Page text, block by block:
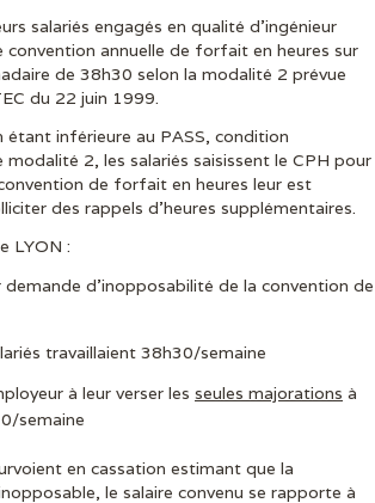
salariés engagés en qualité d’ingénieur
convention annuelle de forfait en heures sur
de 38h30 selon la modalité 2 prévue
du 22 juin 1999.
étant inférieure au PASS, condition
modalité 2, les salariés saisissent le CPH pour
de forfait en heures leur est
des rappels d’heures supplémentaires.
LYON :
d’inopposabilité de la convention de
travaillaient 38h30/semaine
à leur verser les seules majorations à
semaine
en cassation estimant que la
le salaire convenu se rapporte à